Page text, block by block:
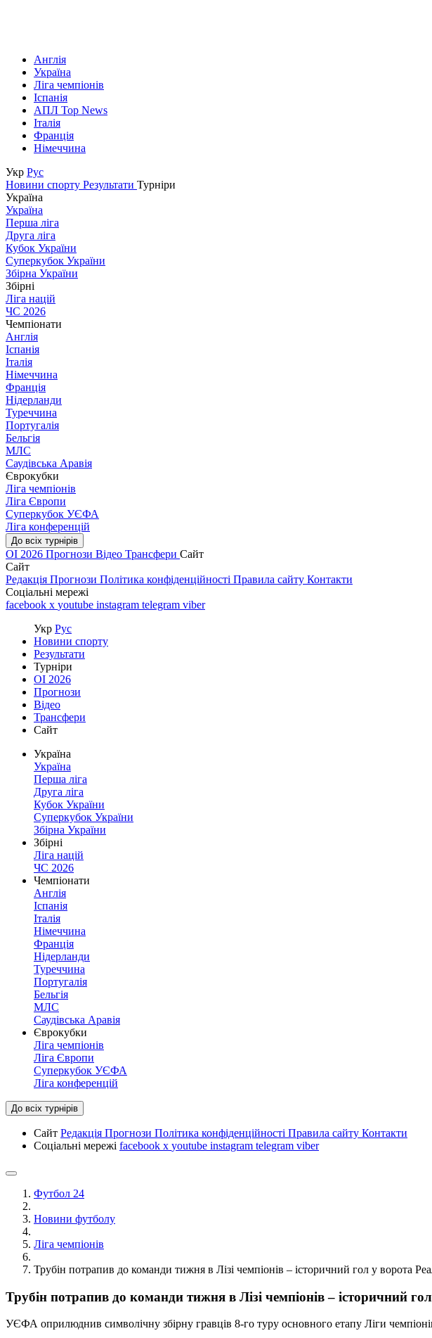
Англія
Україна
Ліга чемпіонів
Іспанія
АПЛ Top News
Італія
Франція
Німеччина
Укр Рус
Новини спорту Результати Турніри
Україна
Україна
Перша ліга
Друга ліга
Кубок України
Суперкубок України
Збірна України
Збірні
Ліга націй
ЧС 2026
Чемпіонати
Англія
Іспанія
Італія
Німеччина
Франція
Нідерланди
Туреччина
Португалія
Бельгія
МЛС
Саудівська Аравія
Єврокубки
Ліга чемпіонів
Ліга Європи
Суперкубок УЄФА
Ліга конференцій
До всіх турнірів
ОІ 2026 Прогнози Відео Трансфери Сайт
Сайт
Редакція Прогнози Політика конфіденційності Правила сайту Контакти
Соціальні мережі
facebook x youtube instagram telegram viber
Укр Рус
Новини спорту
Результати
Турніри
ОІ 2026
Прогнози
Відео
Трансфери
Сайт
Україна
Україна
Перша ліга
Друга ліга
Кубок України
Суперкубок України
Збірна України
Збірні
Ліга націй
ЧС 2026
Чемпіонати
Англія
Іспанія
Італія
Німеччина
Франція
Нідерланди
Туреччина
Португалія
Бельгія
МЛС
Саудівська Аравія
Єврокубки
Ліга чемпіонів
Ліга Європи
Суперкубок УЄФА
Ліга конференцій
До всіх турнірів
Сайт Редакція Прогнози Політика конфіденційності Правила сайту Контакти
Соціальні мережі facebook x youtube instagram telegram viber
Футбол 24
Новини футболу
Ліга чемпіонів
Трубін потрапив до команди тижня в Лізі чемпіонів – історичний гол у ворота
Трубін потрапив до команди тижня в Лізі чемпіонів – історичний
УЄФА оприлюднив символічну збірну гравців 8-го туру основного етапу Ліги